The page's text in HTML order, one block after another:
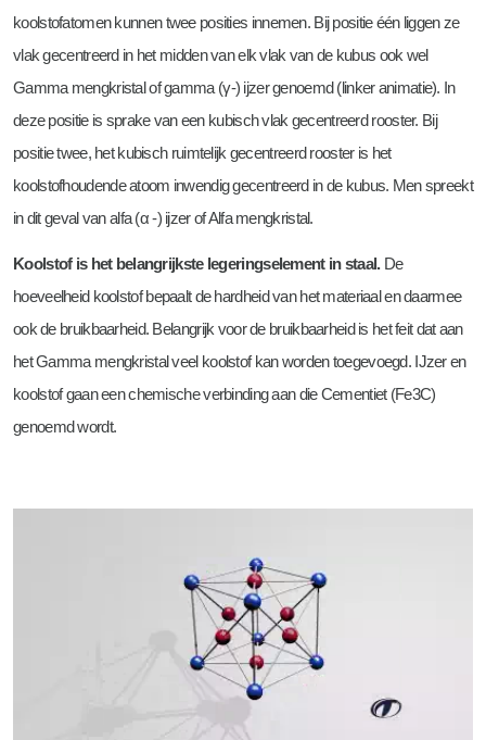
koolstofatomen kunnen twee posities innemen. Bij positie één liggen ze
vlak gecentreerd in het midden van elk vlak van de kubus ook wel
Gamma mengkristal of gamma (γ-) ijzer genoemd (linker animatie). In
deze positie is sprake van een kubisch vlak gecentreerd rooster. Bij
positie twee, het kubisch ruimtelijk gecentreerd rooster is het
koolstofhoudende atoom inwendig gecentreerd in de kubus. Men spreekt
in dit geval van alfa (α -) ijzer of Alfa mengkristal.
Koolstof is het belangrijkste legeringselement in staal.De
hoeveelheid koolstof bepaalt de hardheid van het materiaal en daarmee
ook de bruikbaarheid. Belangrijk voor de bruikbaarheid is het feit dat aan
het Gamma mengkristal veel koolstof kan worden toegevoegd. IJzer en
koolstof gaan een chemische verbinding aan die Cementiet (Fe3C)
genoemd wordt.